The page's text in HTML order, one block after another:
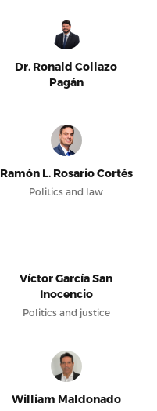
Dr. Ronald Collazo
Pagán
Ramón L. Rosario Cortés
Politics and law
Víctor García San
Inocencio
Politics and justice
William Maldonado